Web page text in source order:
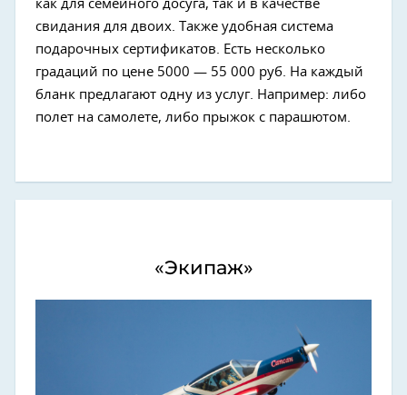
как для семейного досуга, так и в качестве
свидания для двоих. Также удобная система
подарочных сертификатов. Есть несколько
градаций по цене 5000 — 55 000 руб. На каждый
бланк предлагают одну из услуг. Например: либо
полет на самолете, либо прыжок с парашютом.
«Экипаж»